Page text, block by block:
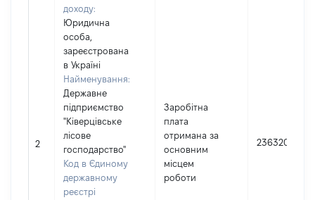
2
доходу:
Юридична
особа,
зареєстрована
в Україні
Найменування:
Державне
підприємство
"Ківерцівське
лісове
господарство"
Код в Єдиному
державному
реєстрі
Заробітна
плата
отримана за
основним
місцем
роботи
236320